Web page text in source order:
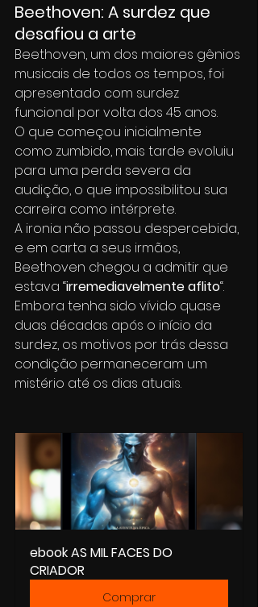
Beethoven: A surdez que
desafiou a arte
Beethoven, um dos maiores gênios
musicais de todos os tempos, foi
apresentado com surdez
funcional por volta dos 45 anos.
O que começou inicialmente
como zumbido, mais tarde evoluiu
para uma perda severa da
audição, o que impossibilitou sua
carreira como intérprete.
A ironia não passou despercebida,
e em carta a seus irmãos,
Beethoven chegou a admitir que
estava “irremediavelmente aflito“.
Embora tenha sido vívido quase
duas décadas após o início da
surdez, os motivos por trás dessa
condição permaneceram um
mistério até os dias atuais.
ebook AS MIL FACES DO
CRIADOR
Comprar